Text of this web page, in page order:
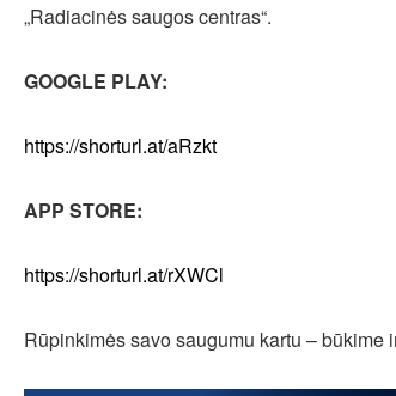
„Radiacinės saugos centras“.
GOOGLE PLAY:
https://shorturl.at/aRzkt
APP STORE:
https://shorturl.at/rXWCl
Rūpinkimės savo saugumu kartu – būkime